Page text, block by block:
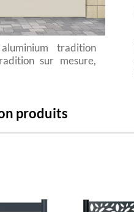
tradition
sur mesure,
produits